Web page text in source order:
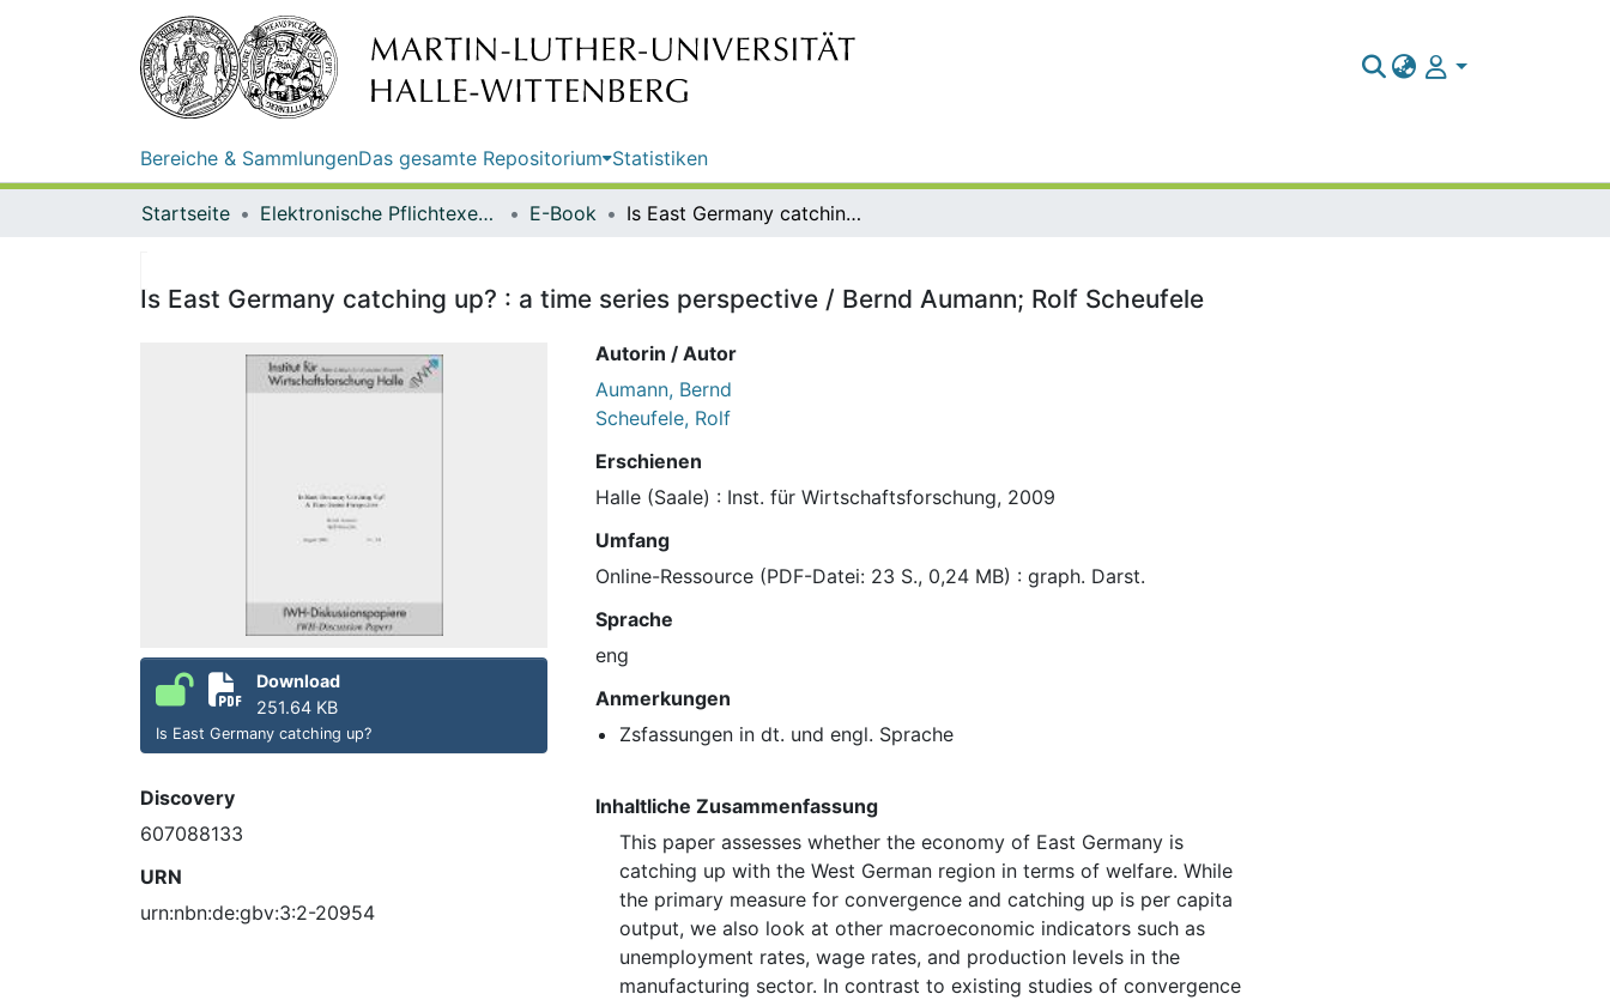
Bereiche & SammlungenDas gesamte Repositorium Statistiken
Startseite Elektronische Pflichtexemplare E-Book Is East Germany catching up? : a time series perspective / Bernd Aumann; Rolf Scheufele
Is East Germany catching up? : a time series perspective / Bernd Aumann; Rolf Scheufele
Download
251.64 KB
Is East Germany catching up?
Discovery
607088133
URN
urn:nbn:de:gbv:3:2-20954
Autorin / Autor
Aumann, Bernd
Scheufele, Rolf
Erschienen
Halle (Saale) : Inst. für Wirtschaftsforschung, 2009
Umfang
Online-Ressource (PDF-Datei: 23 S., 0,24 MB) : graph. Darst.
Sprache
eng
Anmerkungen
Zsfassungen in dt. und engl. Sprache
Inhaltliche Zusammenfassung
This paper assesses whether the economy of East Germany is
catching up with the West German region in terms of welfare. While
the primary measure for convergence and catching up is per capita
output, we also look at other macroeconomic indicators such as
unemployment rates, wage rates, and production levels in the
manufacturing sector. In contrast to existing studies of convergence